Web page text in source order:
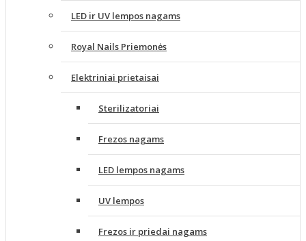
LED ir UV lempos nagams
Royal Nails Priemonės
Elektriniai prietaisai
Sterilizatoriai
Frezos nagams
LED lempos nagams
UV lempos
Frezos ir priedai nagams